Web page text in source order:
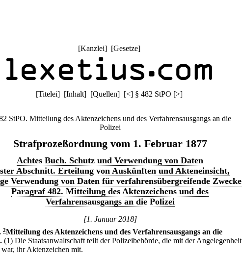
[Kanzlei] [Gesetze]
[Titelei] [Inhalt] [Quellen] [<] § 482 StPO [>]
StPO. Mitteilung des Aktenzeichens und des Verfahrensausgangs an die
Polizei
Strafprozeßordnung vom 1. Februar 1877
Achtes Buch. Schutz und Verwendung von Daten
Abschnitt. Erteilung von Auskünften und Akteneinsicht,
Verwendung von Daten für verfahrensübergreifende Zwecke
Paragraf 482. Mitteilung des Aktenzeichens und des
Verfahrensausgangs an die Polizei
[1. Januar 2018]
2Mitteilung des Aktenzeichens und des Verfahrensausgangs an die
(1) Die Staatsanwaltschaft teilt der Polizeibehörde, die mit der Angelegenheit
war, ihr Aktenzeichen mit.